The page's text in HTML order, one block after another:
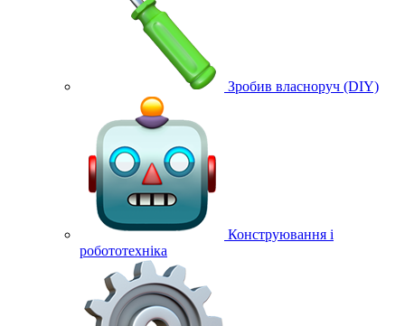
Зробив власноруч (DIY)
Конструювання і
робототехніка